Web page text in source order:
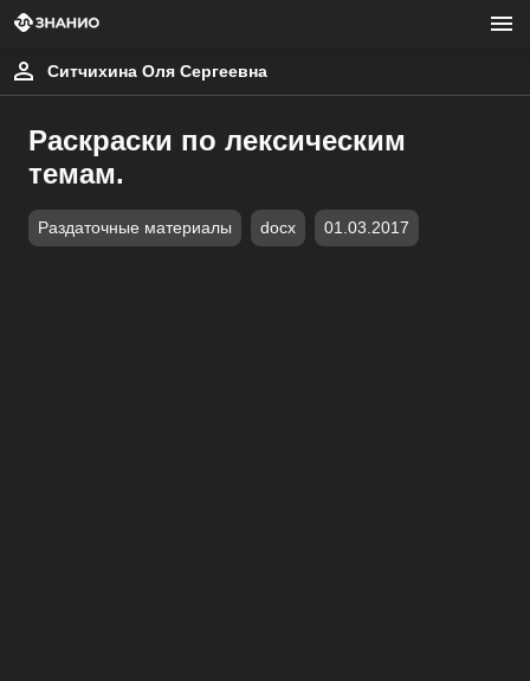
Ситчихина Оля Сергеевна
Раскраски по лексическим
темам.
Раздаточные материалы docx 01.03.2017